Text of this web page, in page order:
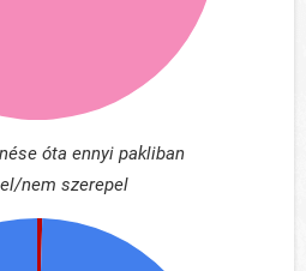
óta ennyi pakliban
nem szerepel